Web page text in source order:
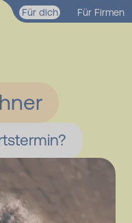
Hauptinhalt springen
Für dich Für Firmen